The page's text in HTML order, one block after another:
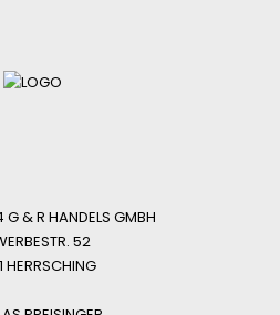
G & R HANDELS GMBH
52
HERRSCHING